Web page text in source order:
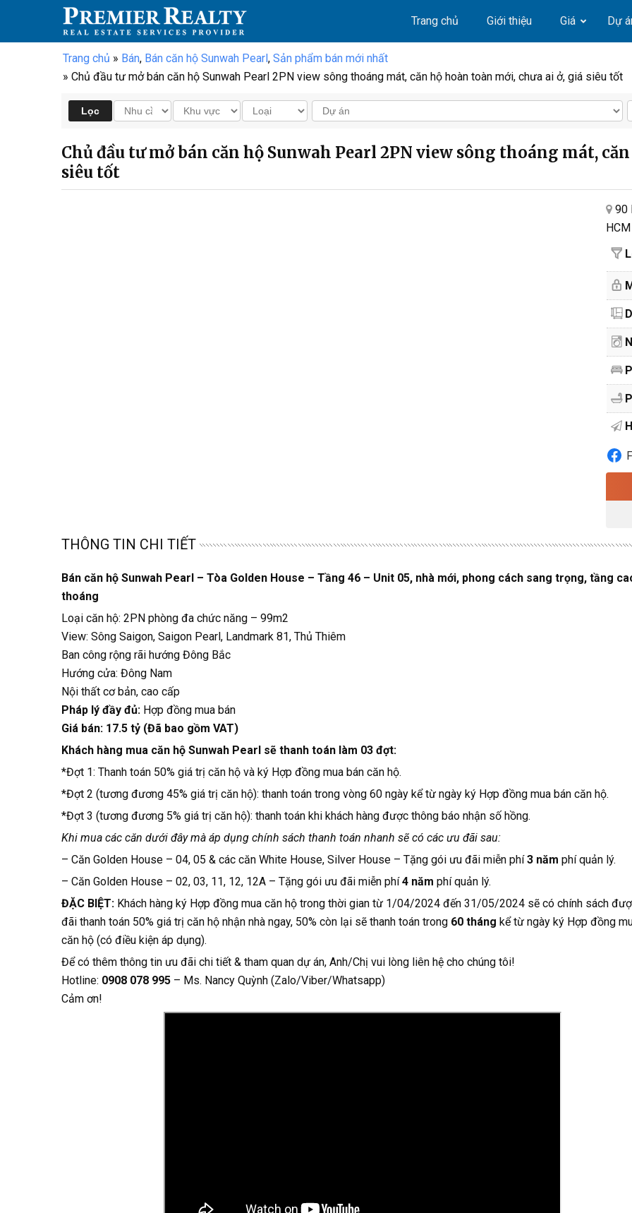
Trang chủ Giới thiệu Giá Dự
Trang chủ » Bán, Bán căn hộ Sunwah Pearl, Sản phẩm bán mới nhất
» Chủ đầu tư mở bán căn hộ Sunwah Pearl 2PN view sông thoáng mát, căn hộ hoàn toàn mới, chưa ai ở, giá siêu tốt
Chủ đầu tư mở bán căn hộ Sunwah Pearl 2PN view sông thoáng mát,
siêu tốt
90
HCM
THÔNG TIN CHI TIẾT
Bán căn hộ Sunwah Pearl – Tòa Golden House – Tầng 46 – Unit 05, nhà mới, phong cách sang trọng, tầng
thoáng
Loại căn hộ: 2PN phòng đa chức năng – 99m2
View: Sông Saigon, Saigon Pearl, Landmark 81, Thủ Thiêm
Ban công rộng rãi hướng Đông Bắc
Hướng cửa: Đông Nam
Nội thất cơ bản, cao cấp
Pháp lý đầy đủ: Hợp đồng mua bán
Giá bán: 17.5 tỷ (Đã bao gồm VAT)
Khách hàng mua căn hộ Sunwah Pearl sẽ thanh toán làm 03 đợt:
*Đợt 1: Thanh toán 50% giá trị căn hộ và ký Hợp đồng mua bán căn hộ.
*Đợt 2 (tương đương 45% giá trị căn hộ): thanh toán trong vòng 60 ngày kể từ ngày ký Hợp đồng mua bán căn hộ.
*Đợt 3 (tương đương 5% giá trị căn hộ): thanh toán khi khách hàng được thông báo nhận số hồng.
Khi mua các căn dưới đây mà áp dụng chính sách thanh toán nhanh sẽ có các ưu đãi sau:
– Căn Golden House – 04, 05 & các căn White House, Silver House – Tặng gói ưu đãi miễn phí3 năm phí quản lý.
– Căn Golden House – 02, 03, 11, 12, 12A – Tặng gói ưu đãi miễn phí4 năm phí quản lý.
ĐẶC BIỆT: Khách hàng ký Hợp đồng mua căn hộ trong thời gian từ 1/04/2024 đến 31/05/2024 sẽ có chính sách
đãi thanh toán 50% giá trị căn hộ nhận nhà ngay, 50% còn lại sẽ thanh toán trong 60 tháng kể từ ngày ký Hợp đồng
căn hộ (có điều kiện áp dụng).
Để có thêm thông tin ưu đãi chi tiết & tham quan dự án, Anh/Chị vui lòng liên hệ cho chúng tôi!
Hotline: 0908 078 995 – Ms. Nancy Quỳnh (Zalo/Viber/Whatsapp)
Cảm ơn!